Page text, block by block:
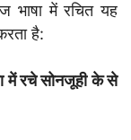
भाषा में रचित यह
है:
में रचे सोनजूही के से